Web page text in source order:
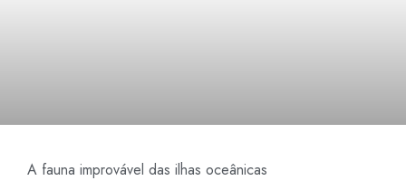
A fauna improvável das ilhas oceânicas